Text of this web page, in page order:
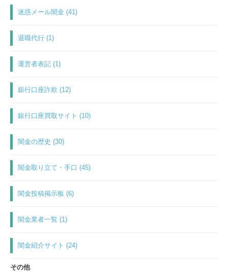
迷惑メール闇金 (41)
退職代行 (1)
運営者表記 (1)
銀行口座詐欺 (12)
銀行口座買取サイト (10)
闇金の歴史 (30)
闇金取り立て・手口 (45)
闇金投稿掲示板 (6)
闇金業者一覧 (1)
闇金紹介サイト (24)
その他